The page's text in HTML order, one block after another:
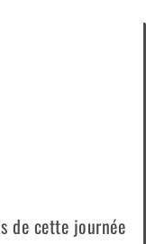
de cette journée